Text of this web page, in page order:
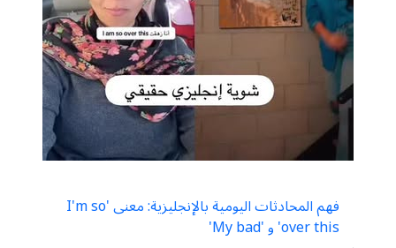
فهم المحادثات اليومية بالإنجليزية: معنى 'I'm so
over this' و 'My bad'